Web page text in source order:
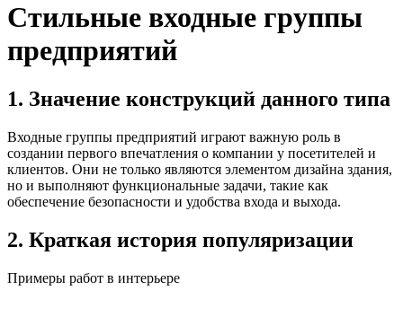
Стильные входные группы
предприятий
1. Значение конструкций данного типа
Входные группы предприятий играют важную роль в
создании первого впечатления о компании у посетителей и
клиентов. Они не только являются элементом дизайна здания,
но и выполняют функциональные задачи, такие как
обеспечение безопасности и удобства входа и выхода.
2. Краткая история популяризации
Примеры работ в интерьере